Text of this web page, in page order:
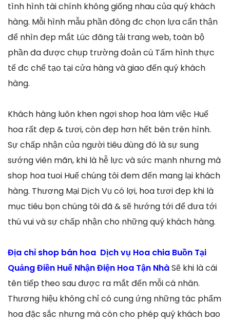
tình hình tài chính không giống nhau của quý khách
hàng. Mỗi hình mẫu phần đông đc chọn lựa cẩn thận
để nhìn đẹp mắt Lúc đăng tải trang web, toàn bộ
phần đa được chụp trường đoản cú Tấm hình thực
tế đc chế tạo tại cửa hàng và giao đến quý khách
hàng.
Khách hàng luôn khen ngợi shop hoa làm việc Huế
hoa rất đẹp & tươi, còn đẹp hơn hết bên trên hình.
Sự chấp nhận của người tiêu dùng đó là sự sung
sướng viên mãn, khi là hễ lực và sức mạnh nhưng mà
shop hoa tuoi Huế chúng tôi đem đến mang lại khách
hàng. Thương Mại Dịch Vụ có lợi, hoa tươi đẹp khi là
mục tiêu bọn chúng tôi đã & sẽ hướng tới để đưa tới
thú vui và sự chấp nhận cho những quý khách hàng.
Địa chỉ shop bán hoa Dịch vụ Hoa chia Buồn Tại
Quảng Điền Huế Nhận Điện Hoa Tận NhàSẽ khi là cái
tên tiếp theo sau được ra mắt đến mỗi cá nhân.
Thương hiệu không chỉ có cung ứng những tác phẩm
hoa đặc sắc nhưng mà còn cho phép quý khách bao